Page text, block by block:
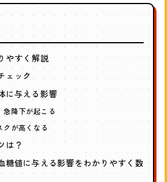
シ
ェ
ア
す
る
シ
ェ
ア
す
る
シ
ェ
ア
す
る
やすく解説
ェック
に与える影響
急降下が起こる
クが高くなる
は？
糖値に与える影響をわかりやすく数